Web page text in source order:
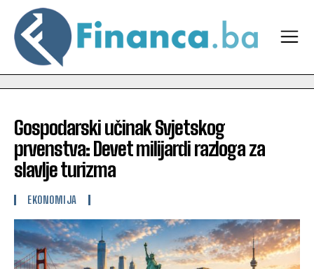
Gospodarski učinak Svjetskog
prvenstva: Devet milijardi razloga za
slavlje turizma
EKONOMIJA